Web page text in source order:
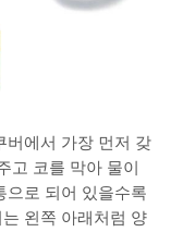
버에서 가장 먼저 갖
고 코를 막아 물이
으로 되어 있을수록
왼쪽 아래처럼 양